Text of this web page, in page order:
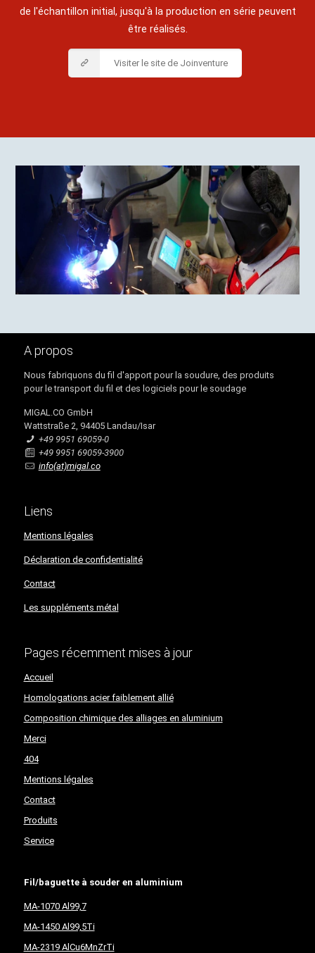
de l'échantillon initial, jusqu'à la production en série peuvent
être réalisés.
Visiter le site de Joinventure
A propos
Nous fabriquons du fil d'apport pour la soudure, des produits
pour le transport du fil et des logiciels pour le soudage
MIGAL.CO GmbH
Wattstraße 2, 94405 Landau/Isar
+49 9951 69059-0
+49 9951 69059-3900
info(at)migal.co
Liens
Mentions légales
Déclaration de confidentialité​​​​​​​
Contact
Les suppléments métal
Pages récemment mises à jour
Accueil
Homologations acier faiblement allié
Composition chimique des alliages en aluminium
Merci
404
Mentions légales
Contact
Produits
Service
Fil/baguette à souder en aluminium
MA-1070 Al99,7
MA-1450 Al99,5Ti
MA-2319 AlCu6MnZrTi